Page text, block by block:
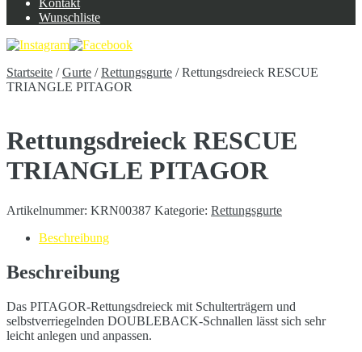
Kontakt
Wunschliste
Startseite /Gurte /Rettungsgurte /Rettungsdreieck RESCUE
TRIANGLE PITAGOR
Rettungsdreieck RESCUE
TRIANGLE PITAGOR
Artikelnummer: KRN00387 Kategorie: Rettungsgurte
Beschreibung
Beschreibung
Das PITAGOR-Rettungsdreieck mit Schulterträgern und
selbstverriegelnden DOUBLEBACK-Schnallen lässt sich sehr
leicht anlegen und anpassen.